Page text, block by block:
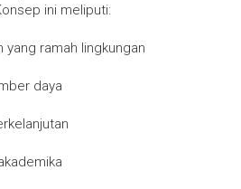
ini meliputi:
yang ramah lingkungan
daya